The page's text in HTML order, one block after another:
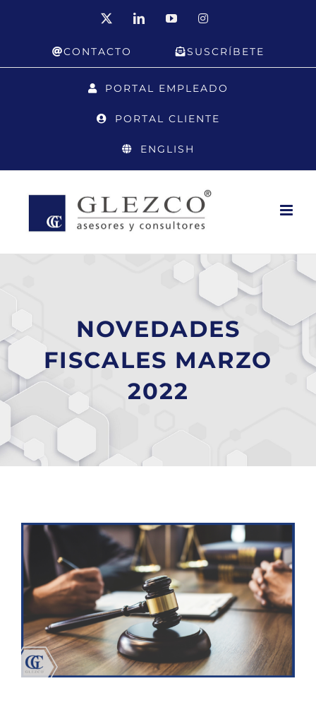
LinkedInYouTubeInstagram
CONTACTO SUSCRÍBETE
PORTAL EMPLEADO
PORTAL CLIENTE
ENGLISH
NOVEDADES
FISCALES MARZO
2022
imagen
más
grande